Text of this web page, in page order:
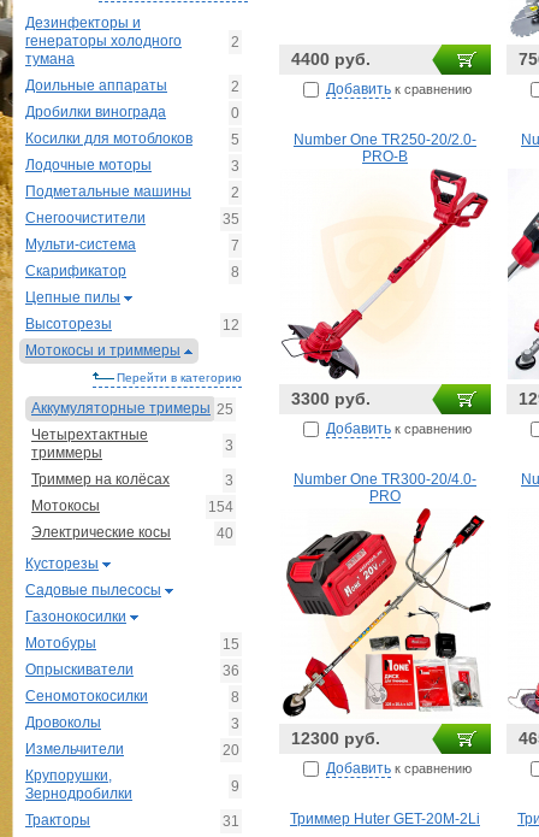
4400 руб.
Добавить к сравнению
Number One TR250-20/2.0-
PRO-B
3300 руб.
Добавить к сравнению
Number One TR300-20/4.0-
PRO
12300 руб.
Добавить к сравнению
Триммер Huter GET-20M-2Li
Дезинфекторы и
генераторы холодного
тумана
2
Доильные аппараты
2
Дробилки винограда
0
Косилки для мотоблоков
5
Лодочные моторы
3
Подметальные машины
2
Снегоочистители
35
Мульти-система
7
Скарификатор
8
Цепные пилы
Высоторезы
12
Мотокосы и триммеры
Перейти в категорию
Аккумуляторные тримеры 25
Четырехтактные
триммеры
3
Триммер на колёсах
3
Мотокосы
154
Электрические косы
40
Кусторезы
Садовые пылесосы
Газонокосилки
Мотобуры
15
Опрыскиватели
36
Сеномотокосилки
8
Дровоколы
3
Измельчители
20
Крупорушки,
Зернодробилки
9
Тракторы
31